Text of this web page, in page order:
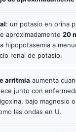
: un potasio en orina
aproximadamente 20
hipopotasemia a
renal de potasio.
arritmia aumenta
junto con
bajo magnesio
las ondas en U.